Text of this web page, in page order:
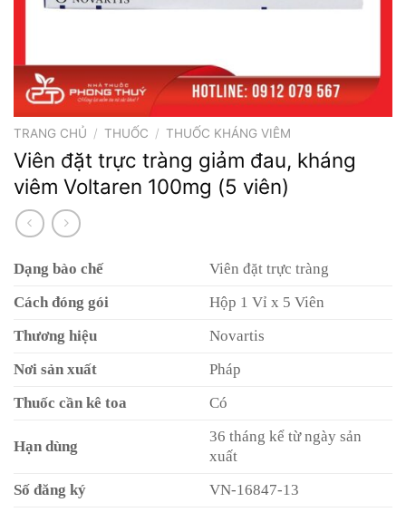
TRANG CHỦ / THUỐC / THUỐC KHÁNG VIÊM
Viên đặt trực tràng giảm đau, kháng
viêm Voltaren 100mg (5 viên)
Dạng bào chế
Viên đặt trực tràng
Cách đóng gói
Hộp 1 Vỉ x 5 Viên
Thương hiệu
Novartis
Nơi sản xuất
Pháp
Thuốc cần kê toa
Có
Hạn dùng
36 tháng kể từ ngày sản
xuất
Số đăng ký
VN-16847-13